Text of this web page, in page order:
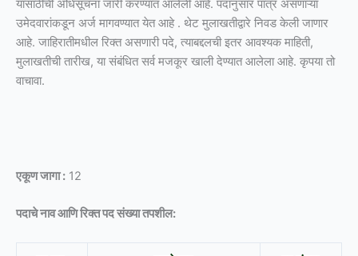
यासाठीची अधिसूचना जारी करण्यात आलेली आहे. पदांनुसार पात्र असणाऱ्या
उमेदवारांकडून अर्ज मागवण्यात येत आहे . थेट मुलाखतीद्वारे निवड केली जाणार
आहे. जाहिरातीमधील रिक्त असणारी पदे, त्याबद्दलची इतर आवश्यक माहिती,
मुलाखतीची तारीख, या संबंधित सर्व मजकूर खाली देण्यात आलेला आहे. कृपया तो
वाचावा.
एकूण जागा : 12
पदाचे नाव आणि रिक्त पद संख्या तपशील: